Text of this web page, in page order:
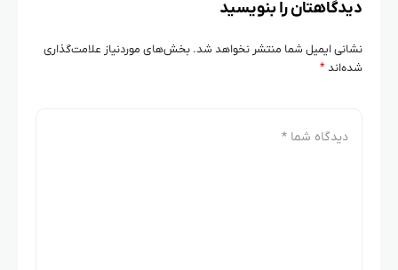
دیدگاهتان را بنویسید
نشانی ایمیل شما منتشر نخواهد شد. بخش‌های موردنیاز علامت‌گذاری
شده‌اند*